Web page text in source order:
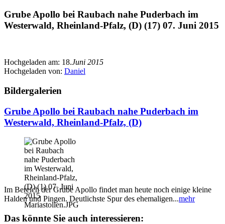
Grube Apollo bei Raubach nahe Puderbach im
Westerwald, Rheinland-Pfalz, (D) (17) 07. Juni 2015
Hochgeladen am: 18.Juni 2015
Hochgeladen von: Daniel
Bildergalerien
Grube Apollo bei Raubach nahe Puderbach im
Westerwald, Rheinland-Pfalz, (D)
Im Bereich der Grube Apollo findet man heute noch einige kleine
Halden und Pingen. Deutlichste Spur des ehemaligen...mehr
Das könnte Sie auch interessieren: